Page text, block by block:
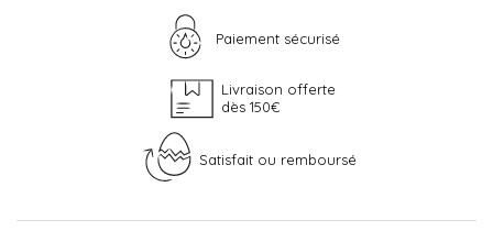
Paiement sécurisé
Livraison offerte
dès 150€
Satisfait ou remboursé